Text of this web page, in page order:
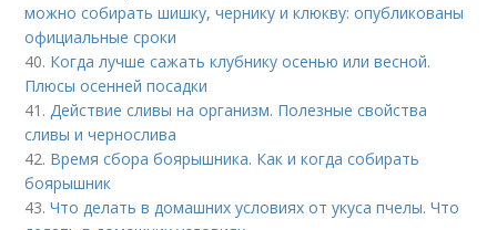
можно собирать шишку, чернику и клюкву: опубликованы
официальные сроки
40. Когда лучше сажать клубнику осенью или весной.
Плюсы осенней посадки
41.Действие сливы на организм. Полезные свойства
сливы и чернослива
42. Время сбора боярышника. Как и когда собирать
боярышник
43.Что делать в домашних условиях от укуса пчелы. Что